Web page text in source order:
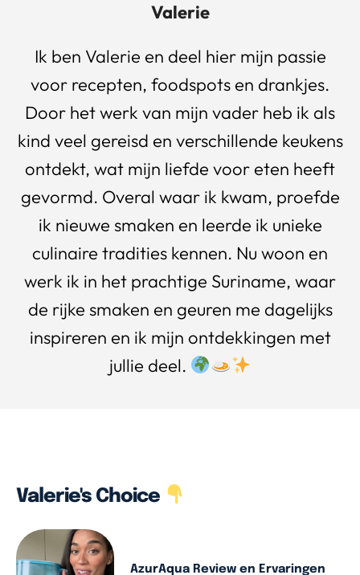
Valerie
Ik ben Valerie en deel hier mijn passie
voor recepten, foodspots en drankjes.
Door het werk van mijn vader heb ik als
kind veel gereisd en verschillende keukens
ontdekt, wat mijn liefde voor eten heeft
gevormd. Overal waar ik kwam, proefde
ik nieuwe smaken en leerde ik unieke
culinaire tradities kennen. Nu woon en
werk ik in het prachtige Suriname, waar
de rijke smaken en geuren me dagelijks
inspireren en ik mijn ontdekkingen met
jullie deel.
Valerie's Choice
AzurAqua Review en Ervaringen